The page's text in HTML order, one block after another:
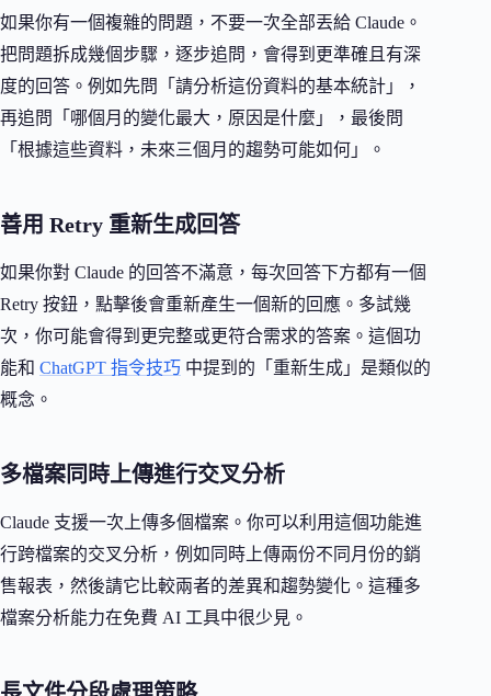
如果你有一個複雜的問題，不要一次全部丟給 Claude。
把問題拆成幾個步驟，逐步追問，會得到更準確且有深
度的回答。例如先問「請分析這份資料的基本統計」，
再追問「哪個月的變化最大，原因是什麼」，最後問
「根據這些資料，未來三個月的趨勢可能如何」。
善用 Retry 重新生成回答
如果你對 Claude 的回答不滿意，每次回答下方都有一個
Retry 按鈕，點擊後會重新產生一個新的回應。多試幾
次，你可能會得到更完整或更符合需求的答案。這個功
能和 ChatGPT 指令技巧 中提到的「重新生成」是類似的
概念。
多檔案同時上傳進行交叉分析
Claude 支援一次上傳多個檔案。你可以利用這個功能進
行跨檔案的交叉分析，例如同時上傳兩份不同月份的銷
售報表，然後請它比較兩者的差異和趨勢變化。這種多
檔案分析能力在免費 AI 工具中很少見。